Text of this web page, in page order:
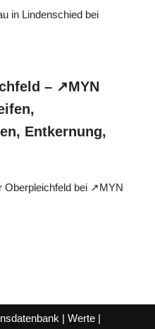
in Lindenschied bei
– ↗️MYN
Entkernung,
Oberpleichfeld bei ↗️MYN
| Werte |